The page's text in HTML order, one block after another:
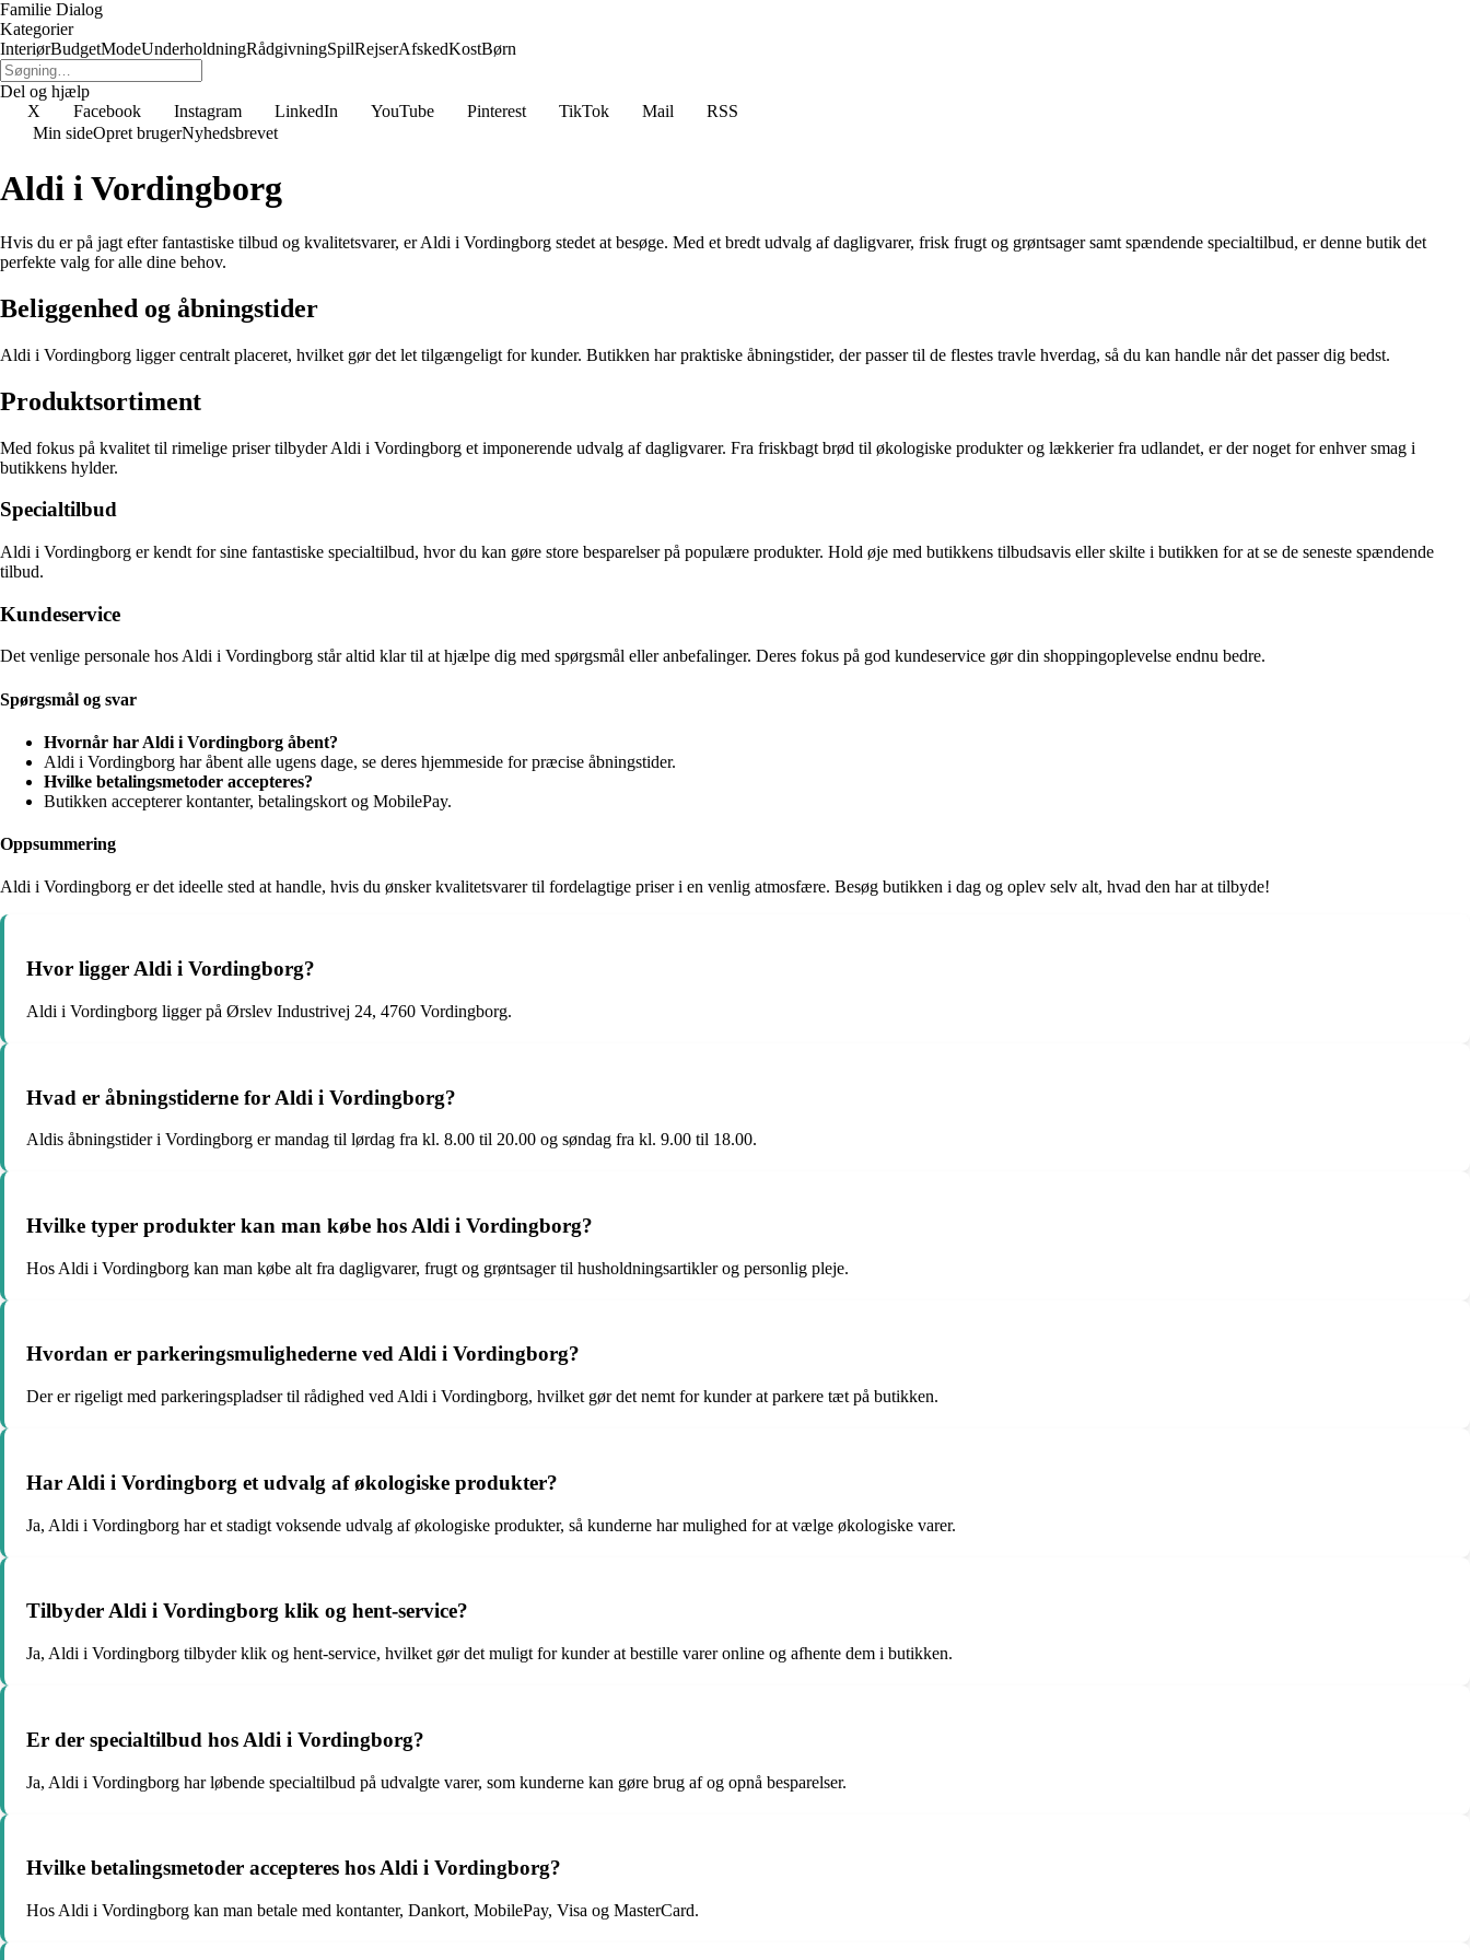
Familie Dialog
Kategorier
InteriørBudgetModeUnderholdningRådgivningSpilRejserAfskedKostBørn
Del og hjælp
X
Facebook Instagram LinkedIn YouTube Pinterest TikTok Mail
RSS
Min sideOpret brugerNyhedsbrevet
Aldi i Vordingborg
Hvis du er på jagt efter fantastiske tilbud og kvalitetsvarer, er Aldi i Vordingborg stedet at besøge. Med et bredt udvalg af dagligvarer, frisk frugt og grøntsager samt spændende specialtilbud, er denne butik det
perfekte valg for alle dine behov.
Beliggenhed og åbningstider
Aldi i Vordingborg ligger centralt placeret, hvilket gør det let tilgængeligt for kunder. Butikken har praktiske åbningstider, der passer til de flestes travle hverdag, så du kan handle når det passer dig bedst.
Produktsortiment
Med fokus på kvalitet til rimelige priser tilbyder Aldi i Vordingborg et imponerende udvalg af dagligvarer. Fra friskbagt brød til økologiske produkter og lækkerier fra udlandet, er der noget for enhver smag i
butikkens hylder.
Specialtilbud
Aldi i Vordingborg er kendt for sine fantastiske specialtilbud, hvor du kan gøre store besparelser på populære produkter. Hold øje med butikkens tilbudsavis eller skilte i butikken for at se de seneste spændende
tilbud.
Kundeservice
Det venlige personale hos Aldi i Vordingborg står altid klar til at hjælpe dig med spørgsmål eller anbefalinger. Deres fokus på god kundeservice gør din shoppingoplevelse endnu bedre.
Spørgsmål og svar
Hvornår har Aldi i Vordingborg åbent?
Aldi i Vordingborg har åbent alle ugens dage, se deres hjemmeside for præcise åbningstider.
Hvilke betalingsmetoder accepteres?
Butikken accepterer kontanter, betalingskort og MobilePay.
Oppsummering
Aldi i Vordingborg er det ideelle sted at handle, hvis du ønsker kvalitetsvarer til fordelagtige priser i en venlig atmosfære. Besøg butikken i dag og oplev selv alt, hvad den har at tilbyde!
Hvor ligger Aldi i Vordingborg?
Aldi i Vordingborg ligger på Ørslev Industrivej 24, 4760 Vordingborg.
Hvad er åbningstiderne for Aldi i Vordingborg?
Aldis åbningstider i Vordingborg er mandag til lørdag fra kl. 8.00 til 20.00 og søndag fra kl. 9.00 til 18.00.
Hvilke typer produkter kan man købe hos Aldi i Vordingborg?
Hos Aldi i Vordingborg kan man købe alt fra dagligvarer, frugt og grøntsager til husholdningsartikler og personlig pleje.
Hvordan er parkeringsmulighederne ved Aldi i Vordingborg?
Der er rigeligt med parkeringspladser til rådighed ved Aldi i Vordingborg, hvilket gør det nemt for kunder at parkere tæt på butikken.
Har Aldi i Vordingborg et udvalg af økologiske produkter?
Ja, Aldi i Vordingborg har et stadigt voksende udvalg af økologiske produkter, så kunderne har mulighed for at vælge økologiske varer.
Tilbyder Aldi i Vordingborg klik og hent-service?
Ja, Aldi i Vordingborg tilbyder klik og hent-service, hvilket gør det muligt for kunder at bestille varer online og afhente dem i butikken.
Er der specialtilbud hos Aldi i Vordingborg?
Ja, Aldi i Vordingborg har løbende specialtilbud på udvalgte varer, som kunderne kan gøre brug af og opnå besparelser.
Hvilke betalingsmetoder accepteres hos Aldi i Vordingborg?
Hos Aldi i Vordingborg kan man betale med kontanter, Dankort, MobilePay, Visa og MasterCard.